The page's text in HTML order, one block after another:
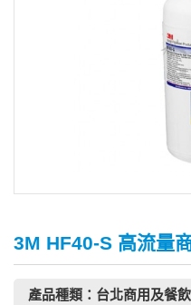
3M HF40-S 高流量
產品種類：台北商用及餐